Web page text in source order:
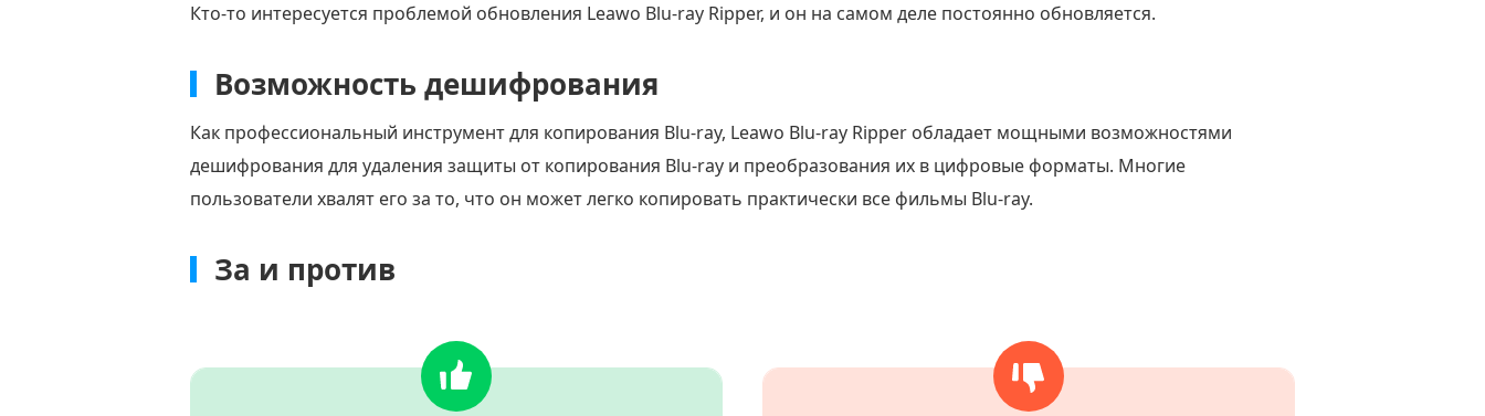
Кто-то интересуется проблемой обновления Leawo Blu-ray Ripper, и он на самом деле постоянно обновляется.
Возможность дешифрования
Как профессиональный инструмент для копирования Blu-ray, Leawo Blu-ray Ripper обладает мощными возможностями
дешифрования для удаления защиты от копирования Blu-ray и преобразования их в цифровые форматы. Многие
пользователи хвалят его за то, что он может легко копировать практически все фильмы Blu-ray.
За и против